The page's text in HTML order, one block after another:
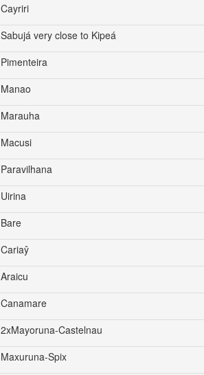
Cayriri
Sabujá very close to Kipeá
Pimenteira
Manao
Marauha
Macusi
Paravilhana
Uirina
Bare
Cariaŷ
Araicu
Canamare
2xMayoruna-Castelnau
Maxuruna-Spix